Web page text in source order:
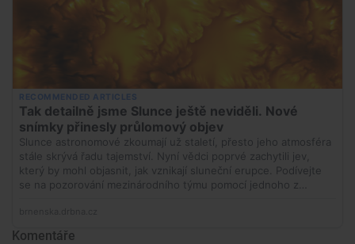
Komentáře